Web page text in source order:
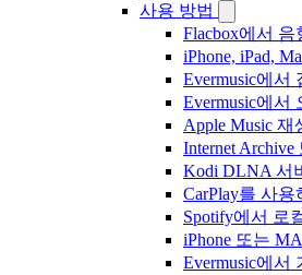
사용 방법
Flacbox에서
iPhone, iPad,
Evermusic에서
Evermusic에
Apple Music
Internet
Kodi DLNA 서
CarPlay를 사
Spotify에서 로
iPhone 또는
Evermusic에서